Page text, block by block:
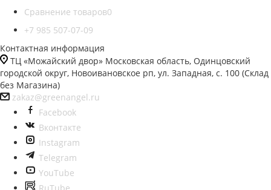
Сравнение товаров0
+7 985 507-07-09
Контактная информация
ТЦ «Можайский двор» Московская область, Одинцовский
городской округ, Новоивановское рп, ул. Западная, с. 100 (Склад
без Магазина)
zakaz@greenangel.ru
Facebook
Вконтакте
Instagram
Telegram
YouTube